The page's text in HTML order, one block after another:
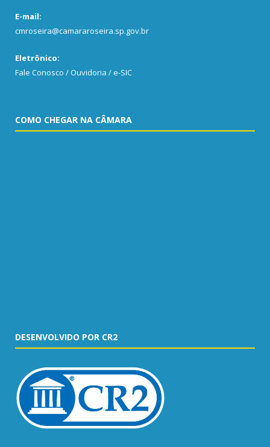
E-mail:
cmroseira@camararoseira.sp.gov.br
Eletrônico:
Fale Conosco / Ouvidoria / e-SIC
COMO CHEGAR NA CÂMARA
DESENVOLVIDO POR CR2